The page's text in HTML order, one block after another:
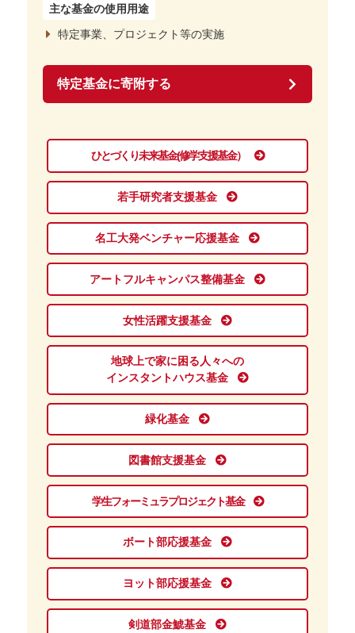
主な基金の使用用途
特定事業、プロジェクト等の実施
特定基金に寄附する
ひとづくり未来基金(修学支援基金）
若手研究者支援基金
名工大発ベンチャー応援基金
アートフルキャンパス整備基金
女性活躍支援基金
地球上で家に困る人々への
インスタントハウス基金
緑化基金
図書館支援基金
学生フォーミュラプロジェクト基金
ボート部応援基金
ヨット部応援基金
剣道部金鯱基金